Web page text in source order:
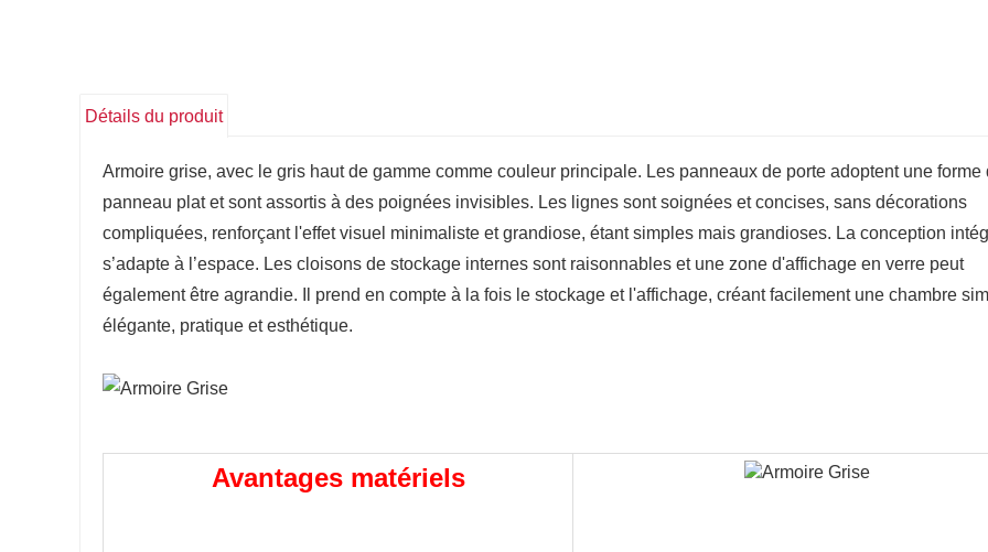
Détails du produit
Armoire grise, avec le gris haut de gamme comme couleur principale. Les panneaux de porte adoptent une forme
panneau plat et sont assortis à des poignées invisibles. Les lignes sont soignées et concises, sans décorations
compliquées, renforçant l'effet visuel minimaliste et grandiose, étant simples mais grandioses. La conception
s’adapte à l’espace. Les cloisons de stockage internes sont raisonnables et une zone d'affichage en verre peut
également être agrandie. Il prend en compte à la fois le stockage et l'affichage, créant facilement une chambre
élégante, pratique et esthétique.
Avantages matériels